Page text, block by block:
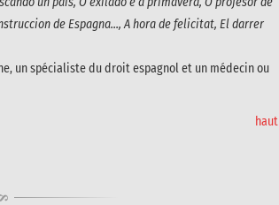
de Espagna..., A hora de felicitat, El darrer
un spécialiste du droit espagnol et un médecin ou
haut